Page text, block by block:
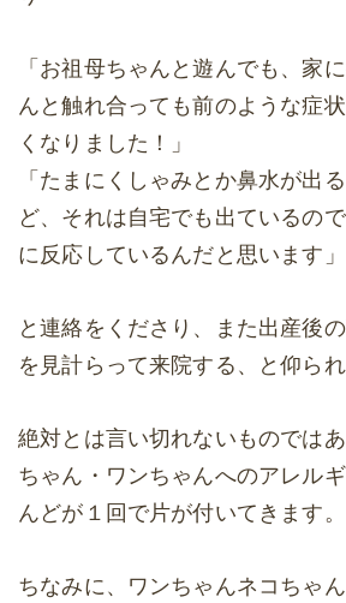
「お祖母ちゃんと遊んでも、家
んと触れ合っても前のような症
くなりました！」
「たまにくしゃみとか鼻水が出
ど、それは自宅でも出ているの
に反応しているんだと思います」
と連絡をくださり、また出産後
を見計らって来院する、と仰られ
絶対とは言い切れないものでは
ちゃん・ワンちゃんへのアレル
んどが１回で片が付いてきます。
ちなみに、ワンちゃんネコちゃ